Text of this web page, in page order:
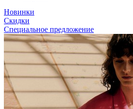
Новинки
Скидки
Специальное предложение